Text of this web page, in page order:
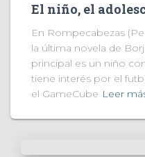
El niño, el
En Rompecabezas
la última novela de
principal es un niño
tiene interés por el
el GameCube Leer